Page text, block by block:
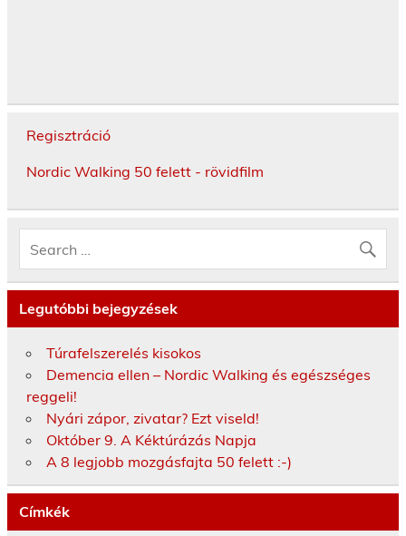
Regisztráció
Nordic Walking 50 felett - rövidfilm
Legutóbbi bejegyzések
Túrafelszerelés kisokos
Demencia ellen – Nordic Walking és egészséges
reggeli!
Nyári zápor, zivatar? Ezt viseld!
Október 9. A Kéktúrázás Napja
A 8 legjobb mozgásfajta 50 felett :-)
Címkék